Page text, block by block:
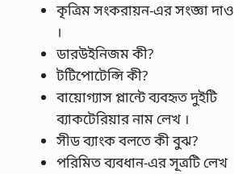
কৃত্রিম সংকরায়ন-এর সংজ্ঞা দাও
।
ডারউইনিজম কী?
টটিপোটেন্সি কী?
বায়োগ্যাস প্লান্টে ব্যবহৃত দুইটি
ব্যাকটেরিয়ার নাম লেখ ।
সীড ব্যাংক বলতে কী বুঝ?
পরিমিত ব্যবধান-এর সূত্রটি লেখ